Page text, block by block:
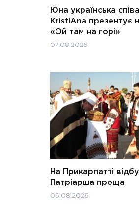
Юна українська
KristiAna презентує
«Ой там на горі»
07.08.2026
На Прикарпатті
Патріарша проща
06.08.2026